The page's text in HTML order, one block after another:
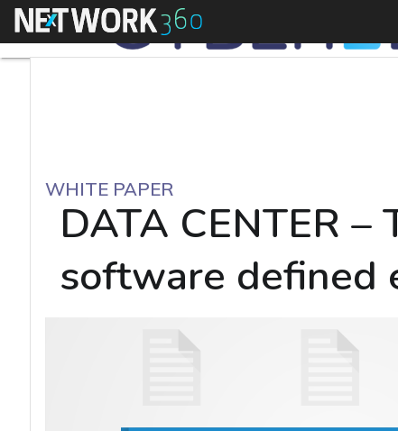
Menu
WHITE PAPER
DATA CENTER
software defined